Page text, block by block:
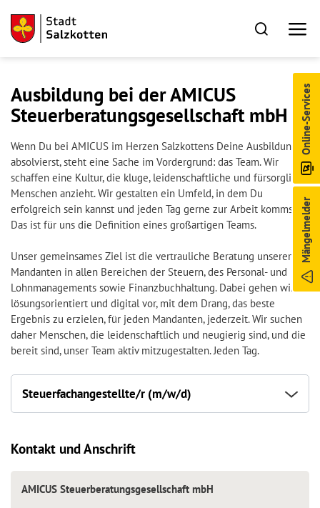
Mängelmelder
Online-Services
Ausbildung bei der AMICUS
Steuerberatungsgesellschaft mbH
Wenn Du bei AMICUS im Herzen Salzkottens Deine Ausbildung
absolvierst, steht eine Sache im Vordergrund: das Team. Wir
schaffen eine Kultur, die kluge, leidenschaftliche und fürsorgliche
Menschen anzieht. Wir gestalten ein Umfeld, in dem Du
erfolgreich sein kannst und jeden Tag gerne zur Arbeit kommst.
Das ist für uns die Definition eines großartigen Teams.
Unser gemeinsames Ziel ist die vertrauliche Beratung unserer
Mandanten in allen Bereichen der Steuern, des Personal- und
Lohnmanagements sowie Finanzbuchhaltung. Dabei gehen wir
lösungsorientiert und digital vor, mit dem Drang, das beste
Ergebnis zu erzielen, für jeden Mandanten, jederzeit. Wir suchen
daher Menschen, die leidenschaftlich und neugierig sind, und die
bereit sind, unser Team aktiv mitzugestalten. Jeden Tag.
Steuerfachangestellte/r (m/w/d)
Kontakt und Anschrift
AMICUS Steuerberatungsgesellschaft mbH